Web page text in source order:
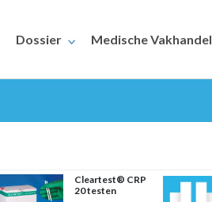
Dossier Medische Vakhandel
Cleartest® CRP
20 testen